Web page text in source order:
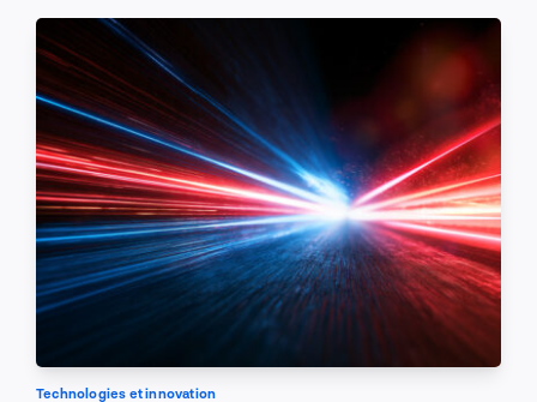
Technologies et innovation